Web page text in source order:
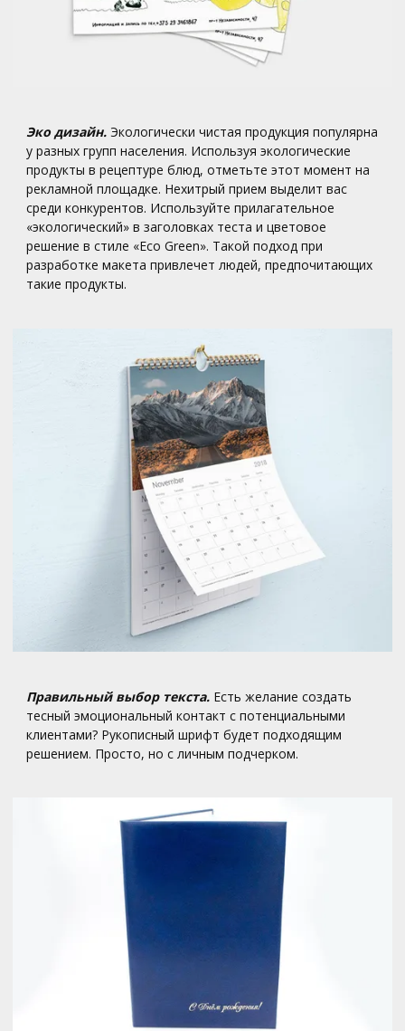
Эко дизайн. Экологически чистая продукция популярна
у разных групп населения. Используя экологические
продукты в рецептуре блюд, отметьте этот момент на
рекламной площадке. Нехитрый прием выделит вас
среди конкурентов. Используйте прилагательное
«экологический» в заголовках теста и цветовое
решение в стиле «Eco Green». Такой подход при
разработке макета привлечет людей, предпочитающих
такие продукты.
Правильный выбор текста. Есть желание создать
тесный эмоциональный контакт с потенциальными
клиентами? Рукописный шрифт будет подходящим
решением. Просто, но с личным подчерком.